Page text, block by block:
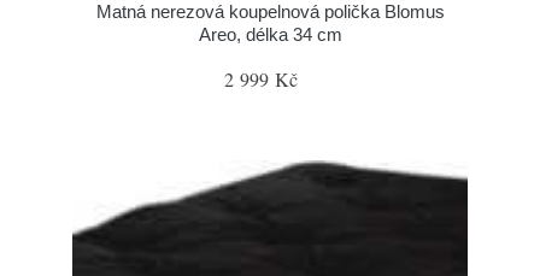
Matná nerezová koupelnová polička Blomus
Areo, délka 34 cm
2 999 Kč